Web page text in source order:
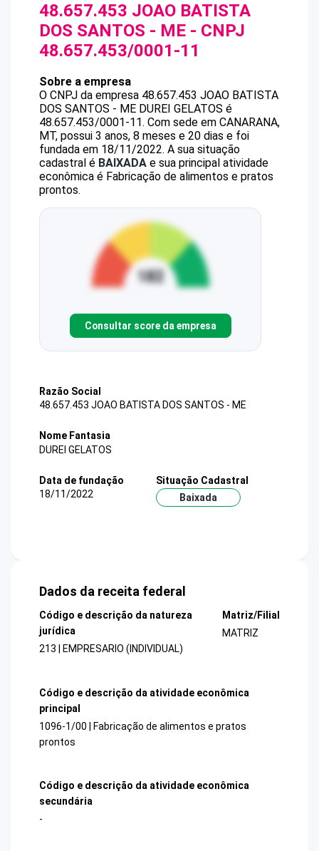
48.657.453 JOAO BATISTA
DOS SANTOS - ME - CNPJ
48.657.453/0001-11
Sobre a empresa
O CNPJ da empresa 48.657.453 JOAO BATISTA
DOS SANTOS - ME DUREI GELATOS é
48.657.453/0001-11. Com sede em CANARANA,
MT, possui 3 anos, 8 meses e 20 dias e foi
fundada em 18/11/2022. A sua situação
cadastral é BAIXADA e sua principal atividade
econômica é Fabricação de alimentos e pratos
prontos.
Consultar score da empresa
Razão Social
48.657.453 JOAO BATISTA DOS SANTOS - ME
Nome Fantasia
DUREI GELATOS
Data de fundação
18/11/2022
Situação Cadastral
Baixada
Dados da receita federal
Código e descrição da natureza
jurídica
213 | EMPRESARIO (INDIVIDUAL)
Matriz/Filial
MATRIZ
Código e descrição da atividade econômica
principal
1096-1/00 | Fabricação de alimentos e pratos
prontos
Código e descrição da atividade econômica
secundária
-